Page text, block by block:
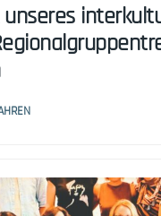
unseres